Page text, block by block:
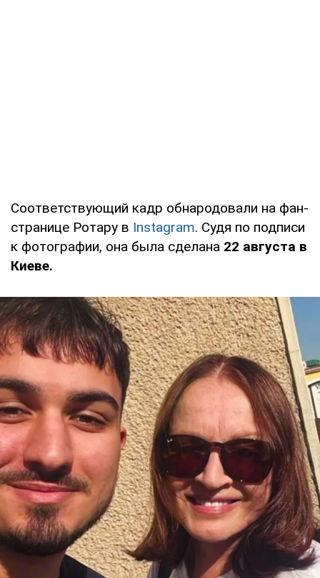
Соответствующий кадр обнародовали на фан-
странице Ротару в Instagram. Судя по подписи
к фотографии, она была сделана 22 августа в
Киеве.